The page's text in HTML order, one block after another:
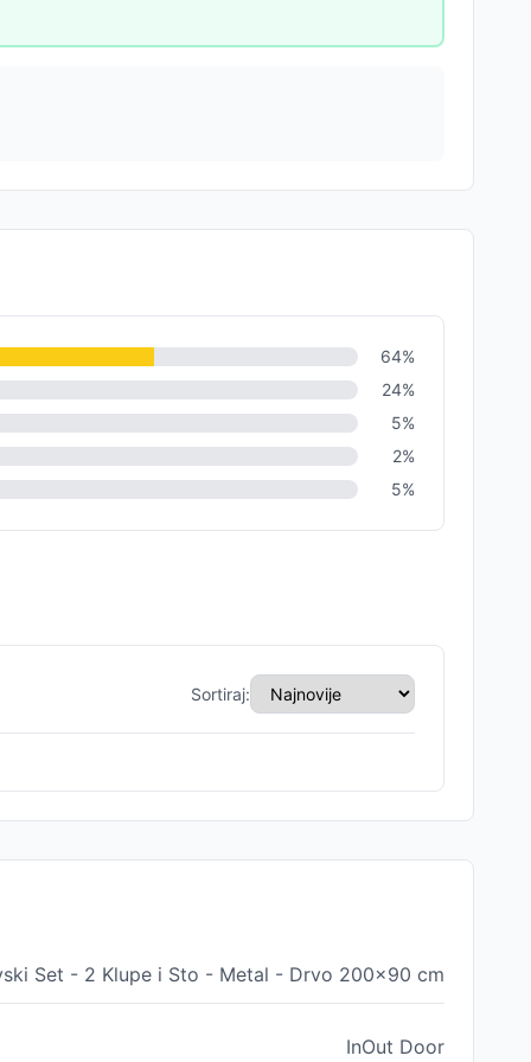
64%
24%
5%
2%
5%
Sortiraj:
Set - 2 Klupe i Sto - Metal - Drvo 200x90 cm
InOut Door